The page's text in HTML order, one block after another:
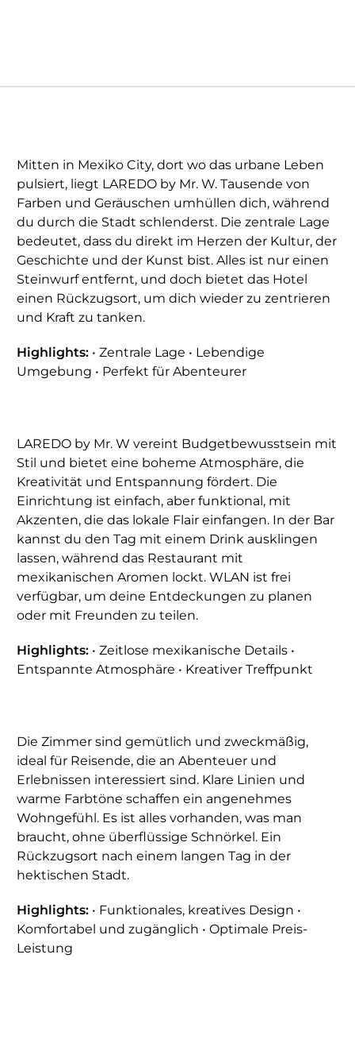
Mitten in Mexiko City, dort wo das urbane Leben
pulsiert, liegt LAREDO by Mr. W. Tausende von
Farben und Geräuschen umhüllen dich, während
du durch die Stadt schlenderst. Die zentrale Lage
bedeutet, dass du direkt im Herzen der Kultur, der
Geschichte und der Kunst bist. Alles ist nur einen
Steinwurf entfernt, und doch bietet das Hotel
einen Rückzugsort, um dich wieder zu zentrieren
und Kraft zu tanken.
Highlights: • Zentrale Lage • Lebendige
Umgebung • Perfekt für Abenteurer
LAREDO by Mr. W vereint Budgetbewusstsein mit
Stil und bietet eine boheme Atmosphäre, die
Kreativität und Entspannung fördert. Die
Einrichtung ist einfach, aber funktional, mit
Akzenten, die das lokale Flair einfangen. In der Bar
kannst du den Tag mit einem Drink ausklingen
lassen, während das Restaurant mit
mexikanischen Aromen lockt. WLAN ist frei
verfügbar, um deine Entdeckungen zu planen
oder mit Freunden zu teilen.
Highlights: • Zeitlose mexikanische Details •
Entspannte Atmosphäre • Kreativer Treffpunkt
Die Zimmer sind gemütlich und zweckmäßig,
ideal für Reisende, die an Abenteuer und
Erlebnissen interessiert sind. Klare Linien und
warme Farbtöne schaffen ein angenehmes
Wohngefühl. Es ist alles vorhanden, was man
braucht, ohne überflüssige Schnörkel. Ein
Rückzugsort nach einem langen Tag in der
hektischen Stadt.
Highlights: • Funktionales, kreatives Design •
Komfortabel und zugänglich • Optimale Preis-
Leistung